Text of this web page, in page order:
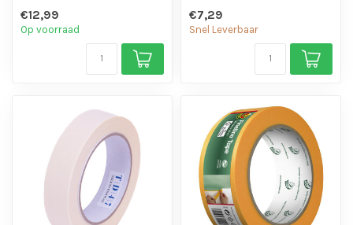
€12,99
Op voorraad
€7,29
Snel Leverbaar